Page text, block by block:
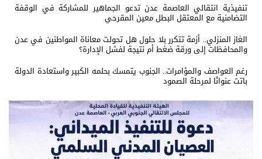
تنفيذية انتقالي العاصمة عدن تدعو الجماهير للمشاركة في الوقفة
التضامنية مع المعتقل البطل معين المقرحي
الغاز المنزلي.. أزمة تتكرر بلا حلول هل تحولت معاناة المواطنين في عدن
والمحافظات إلى ورقة ضغط أم نتيجة لفشل الإدارة؟
رغم العواصف والمؤامرات.. الجنوب يتمسك بحلمه الكبير واستعادة الدولة
باتت عنوانًا لمرحلة الصمود